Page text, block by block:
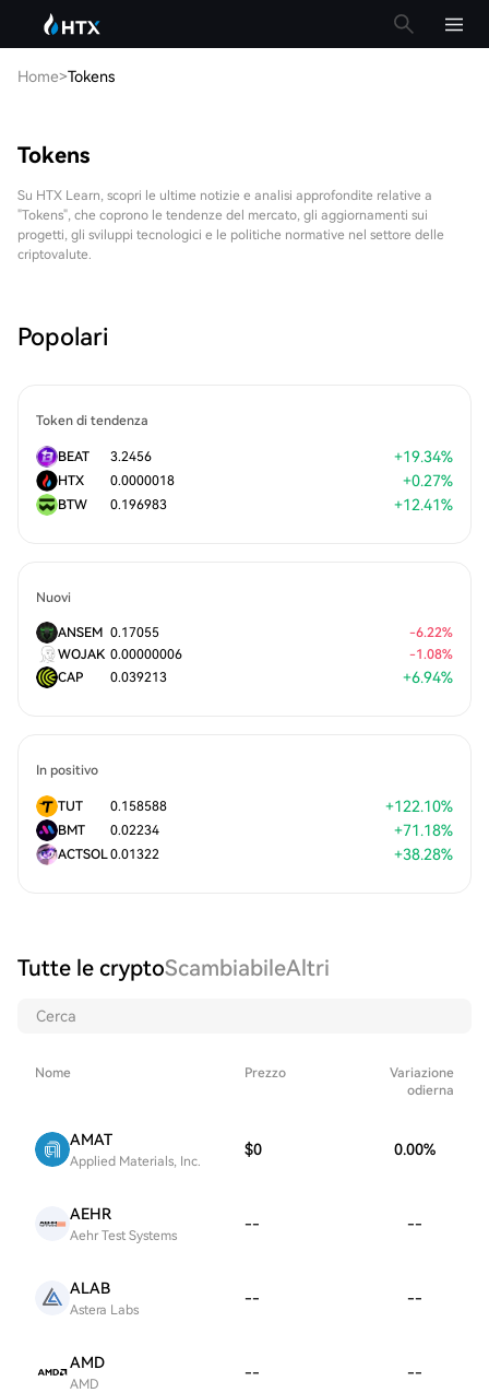
Home>Tokens
Tokens
Su HTX Learn, scopri le ultime notizie e analisi approfondite relative a
"Tokens", che coprono le tendenze del mercato, gli aggiornamenti sui
progetti, gli sviluppi tecnologici e le politiche normative nel settore delle
criptovalute.
Popolari
Token di tendenza
BEAT 3.2456 +19.34%
HTX 0.0000018 +0.27%
BTW 0.196983 +12.41%
Nuovi
ANSEM 0.17055 -6.22%
WOJAK 0.00000006 -1.08%
CAP
0.039213 +6.94%
In positivo
TUT 0.158588 +122.10%
BMT 0.02234 +71.18%
ACTSOL0.01322 +38.28%
Tutte le cryptoScambiabileAltri
Nome Prezzo
Variazione
odierna
AMAT
Applied Materials, Inc.
$0 0.00%
AEHR
Aehr Test Systems
-- --
ALAB
Astera Labs
-- --
AMD
AMD
-- --